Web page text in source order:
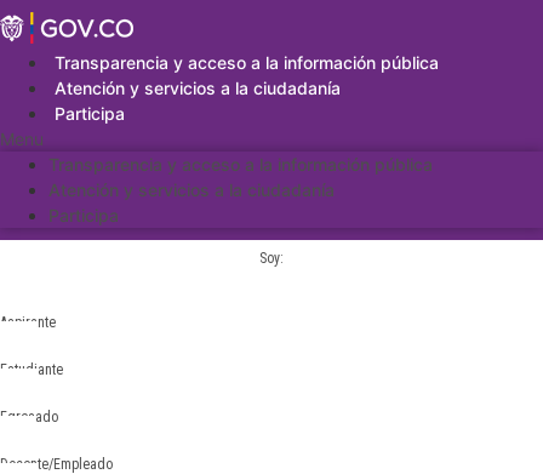
Saltar
al
contenidoTransparencia y acceso a la información pública
Atención y servicios a la ciudadanía
Participa
Menu
Transparencia y acceso a la información pública
Atención y servicios a la ciudadanía
Participa
Soy:
Aspirante
Estudiante
Egresado
Docente/Empleado